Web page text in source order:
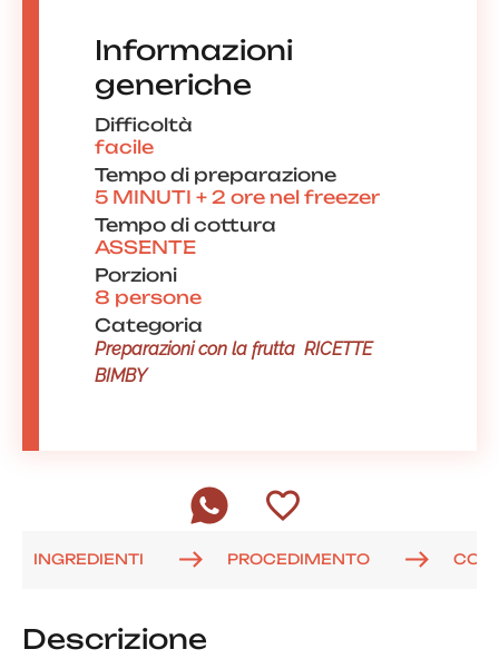
Informazioni
generiche
Difficoltà
facile
Tempo di preparazione
5 MINUTI + 2 ore nel freezer
Tempo di cottura
ASSENTE
Porzioni
8 persone
Categoria
Preparazioni con la frutta RICETTE
BIMBY
INGREDIENTI PROCEDIMENTO
Descrizione